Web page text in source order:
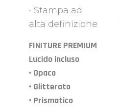
• Stampa ad
alta definizione
FINITURE PREMIUM
Lucido incluso
• Opaco
• Glitterato
• Prismatico